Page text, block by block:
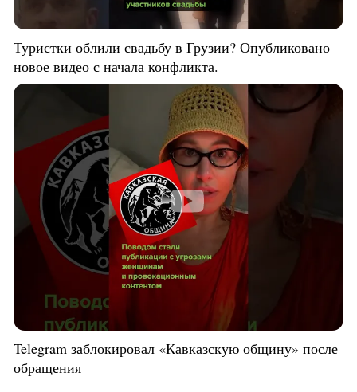
Туристки облили свадьбу в Грузии? Опубликовано
новое видео с начала конфликта.
Telegram заблокировал «Кавказскую общину» после
обращения